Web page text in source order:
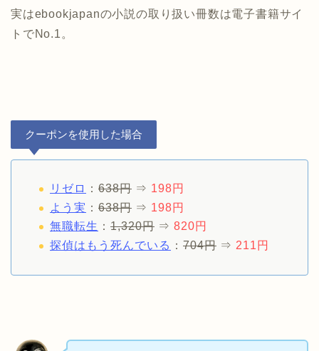
実はebookjapanの小説の取り扱い冊数は電子書籍サイ
トでNo.1。
クーポンを使用した場合
リゼロ ： 638円 ⇒ 198円
よう実 ： 638円 ⇒ 198円
無職転生 ： 1,320円 ⇒ 820円
探偵はもう死んでいる ： 704円 ⇒ 211円